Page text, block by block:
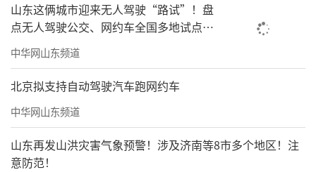
山东这俩城市迎来无人驾驶“路试”！盘
点无人驾驶公交、网约车全国多地试点之
路
中华网山东频道
北京拟支持自动驾驶汽车跑网约车
中华网山东频道
山东再发山洪灾害气象预警！涉及济南等8市多个地区！注
意防范！